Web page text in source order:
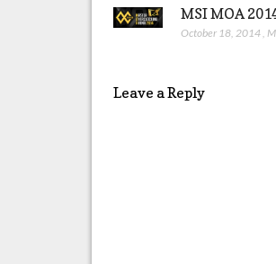
MSI MOA
October 18, 2014
Leave a Reply